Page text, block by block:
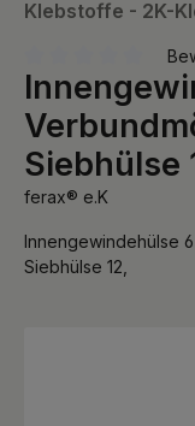
Klebstoffe - 2K-
Durchschnittliche
Siebhülse
ferax® e.K
Innengewindehülse
Siebhülse 12,